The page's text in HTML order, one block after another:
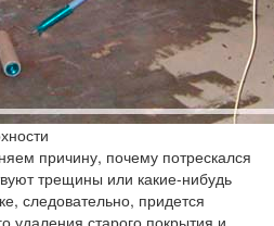
причину, почему потрескался
трещины или какие-нибудь
следовательно, придется
удаления старого покрытия и